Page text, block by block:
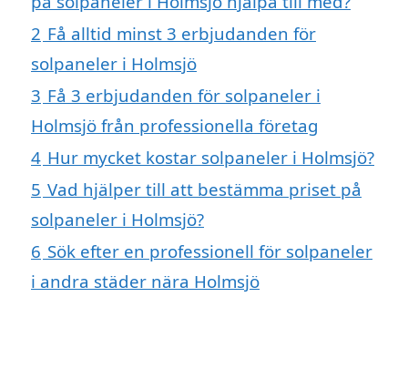
2 Få alltid minst 3 erbjudanden för
solpaneler i Holmsjö
3 Få 3 erbjudanden för solpaneler i
Holmsjö från professionella företag
4 Hur mycket kostar solpaneler i Holmsjö?
5 Vad hjälper till att bestämma priset på
solpaneler i Holmsjö?
6 Sök efter en professionell för solpaneler
i andra städer nära Holmsjö